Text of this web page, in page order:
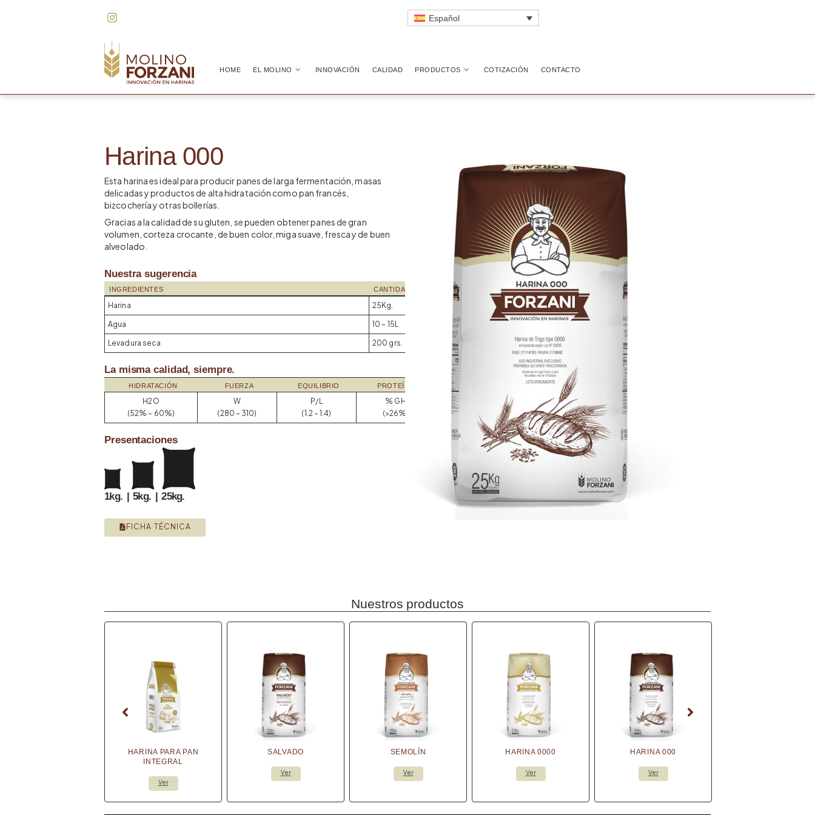
Español
HOME EL MOLINO INNOVACIÓN CALIDAD PRODUCTOS COTIZACIÓN CONTACTO
Harina 000
Esta harina es ideal para producir panes de larga fermentación, masas
delicadas y productos de alta hidratación como pan francés,
bizcochería y otras bollerías.
Gracias a la calidad de su gluten, se pueden obtener panes de gran
volumen, corteza crocante, de buen color, miga suave, fresca y de buen
alveolado.
Nuestra sugerencia
INGREDIENTES CANTIDADES
Harina 25Kg.
Agua 10 – 15L
Levadura seca 200 grs.
La misma calidad, siempre.
HIDRATACIÓN FUERZA EQUILIBRIO PROTEÍNAS
H2O
(52% – 60%)
W
(280 – 310)
P/L
(1.2 – 1.4)
% GH
(>26%)
Presentaciones
1kg. | 5kg. | 25kg.
FICHA TÉCNICA
Nuestros productos
HARINA PARA PAN
INTEGRAL
Ver
SALVADO
Ver
SEMOLÍN
Ver
HARINA 0000
Ver
HARINA 000
Ver